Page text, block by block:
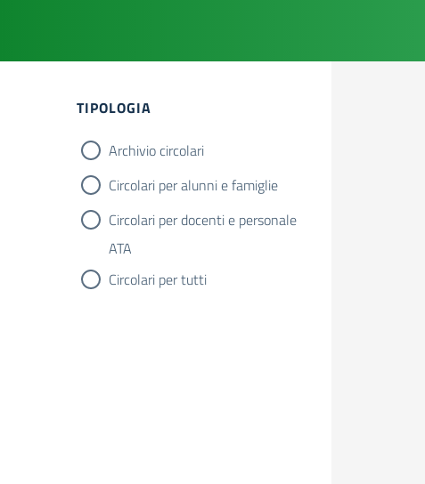
Filtri
TIPOLOGIA
Archivio circolari
Circolari per alunni e famiglie
Circolari per docenti e personale
ATA
Circolari per tutti